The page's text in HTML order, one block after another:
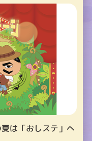
は「おしステ」へ